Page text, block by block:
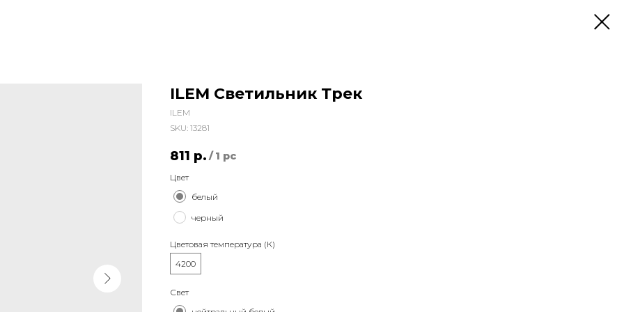
ILEM Светильник Трек
ILEM
SKU: 13281
811 р. / 1 pc
Цвет
белый
черный
Цветовая температура (К)
4200
Свет